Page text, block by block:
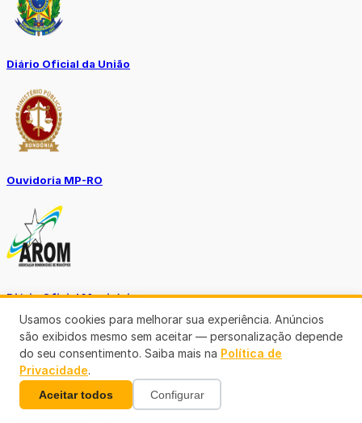
Diário Oficial da União
Ouvidoria MP-RO
Diário Oficial Municípios
Diario Oficial Justiça
Usamos cookies para melhorar sua experiência. Anúncios
são exibidos mesmo sem aceitar — personalização depende
do seu consentimento. Saiba mais na Política de
Privacidade.
Aceitar todos Configurar